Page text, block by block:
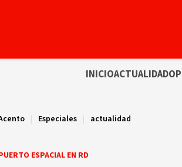
INICIOACTUALIDAD
| Especiales | actualidad
ESPACIAL EN RD